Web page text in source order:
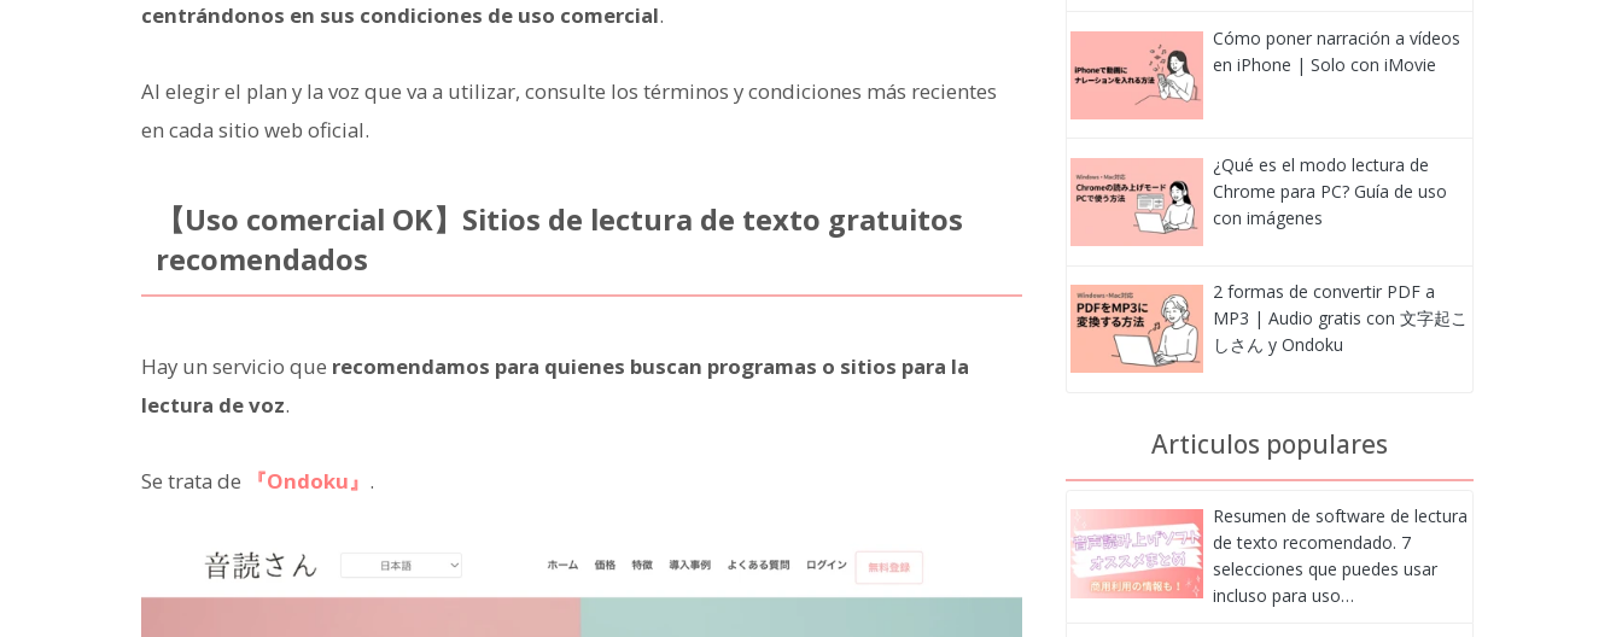
centrándonos en sus condiciones de uso comercial.
Al elegir el plan y la voz que va a utilizar, consulte los términos y condiciones más recientes
en cada sitio web oficial.
【Uso comercial OK】Sitios de lectura de texto gratuitos
recomendados
Hay un servicio que recomendamos para quienes buscan programas o sitios para la
lectura de voz.
Se trata de 『Ondoku』 .
Cómo poner narración a vídeos
en iPhone | Solo con iMovie
¿Qué es el modo lectura de
Chrome para PC? Guía de uso
con imágenes
2 formas de convertir PDF a
MP3 | Audio gratis con 文字起こ
しさん y Ondoku
Articulos populares
Resumen de software de lectura
de texto recomendado. 7
selecciones que puedes usar
incluso para uso…